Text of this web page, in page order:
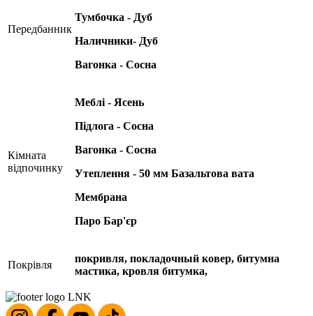
Передбанник
Тумбочка - Дуб
Наличники- Дуб
Вагонка - Сосна
Кімната
відпочинку
Меблі - Ясень
Підлога - Сосна
Вагонка - Сосна
Утеплення - 50 мм Базальтова вата
Мембрана
Паро Бар'єр
Покрівля
покривля, покладочный ковер, битумна
мастика, кровля битумка,